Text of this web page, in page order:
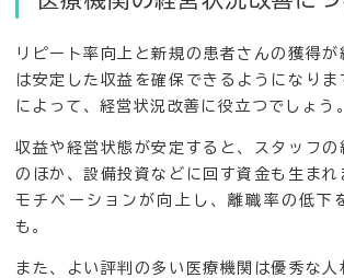
リピート率向上と新規の患者さんの獲得
は安定した収益を確保できるようになり
によって、経営状況改善に役立つでしょう。
収益や経営状態が安定すると、スタッフ
のほか、設備投資などに回す資金も生まれ
モチベーションが向上し、離職率の低下
も。
また、よい評判の多い医療機関は優秀な